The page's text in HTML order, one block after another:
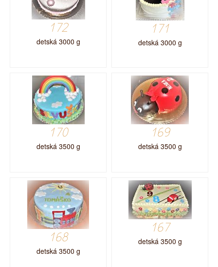
172
detská 3000 g
171
detská 3000 g
170
detská 3500 g
169
detská 3500 g
168
detská 3500 g
167
detská 3500 g